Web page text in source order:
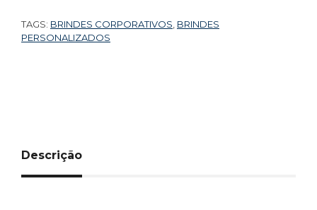
TAGS: BRINDES CORPORATIVOS BRINDES
PERSONALIZADOS
Descrição